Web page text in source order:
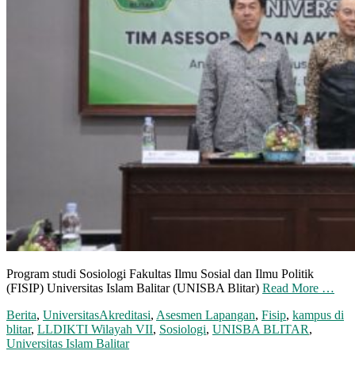
Program studi Sosiologi Fakultas Ilmu Sosial dan Ilmu Politik
(FISIP) Universitas Islam Balitar (UNISBA Blitar) Read More …
Berita, UniversitasAkreditasi, Asesmen Lapangan, Fisip, kampus di
blitar, LLDIKTI Wilayah VII, Sosiologi, UNISBA BLITAR,
Universitas Islam Balitar